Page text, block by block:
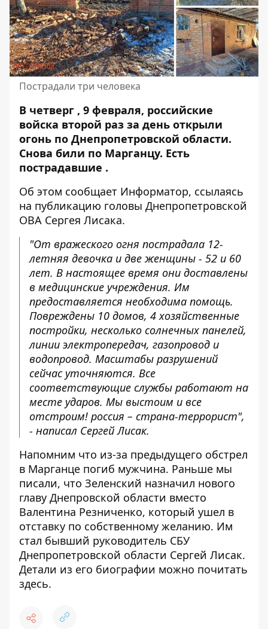
Пострадали три человека
В четверг , 9 февраля, российские
войска второй раз за день открыли
огонь по Днепропетровской области.
Снова били по Марганцу. Есть
пострадавшие .
Об этом сообщает Информатор, ссылаясь
на публикацию головы Днепропетровской
ОВА Сергея Лисака.
"От вражеского огня пострадала 12-
летняя девочка и две женщины - 52 и 60
лет. В настоящее время они доставлены
в медицинские учреждения. Им
предоставляется необходима помощь.
Повреждены 10 домов, 4 хозяйственные
постройки, несколько солнечных панелей,
линии электропередач, газопровод и
водопровод. Масштабы разрушений
сейчас уточняются. Все
соответствующие службы работают на
месте ударов. Мы выстоим и все
отстроим! россия – страна-террорист",
- написал Сергей Лисак.
Напомним что из-за предыдущего обстрел
в Марганце погиб мужчина. Раньше мы
писали, что Зеленский назначил нового
главу Днепровской области вместо
Валентина Резниченко, который ушел в
отставку по собственному желанию. Им
стал бывший руководитель СБУ
Днепропетровской области Сергей Лисак.
Детали из его биографии можно почитать
здесь.